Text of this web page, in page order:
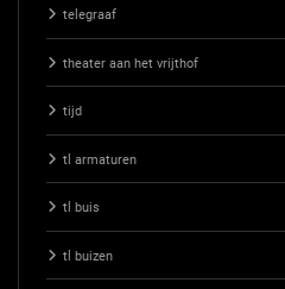
telegraaf
theater aan het vrijthof
tijd
tl armaturen
tl buis
tl buizen